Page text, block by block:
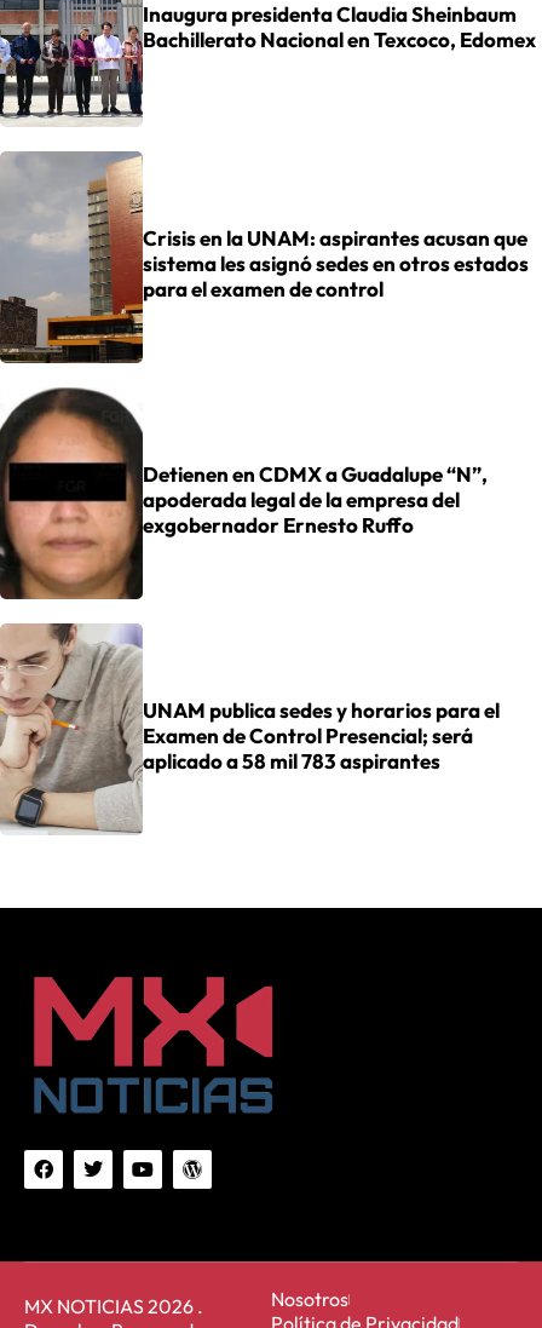
Inaugura presidenta Claudia Sheinbaum
Bachillerato Nacional en Texcoco, Edomex
Crisis en la UNAM: aspirantes acusan que
sistema les asignó sedes en otros estados
para el examen de control
Detienen en CDMX a Guadalupe “N”,
apoderada legal de la empresa del
exgobernador Ernesto Ruffo
UNAM publica sedes y horarios para el
Examen de Control Presencial; será
aplicado a 58 mil 783 aspirantes
MX NOTICIAS 2026 .
Nosotros